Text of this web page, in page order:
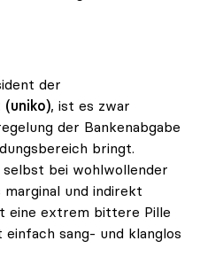
der
, ist es zwar
der Bankenabgabe
bringt.
selbst bei wohlwollender
und indirekt
eine extrem bittere Pille
sang- und klanglos